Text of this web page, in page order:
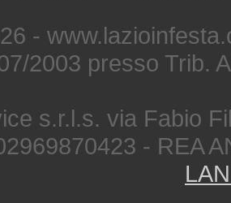
-
2003 presso Trib.
s.r.l.s. via Fabio
- REA